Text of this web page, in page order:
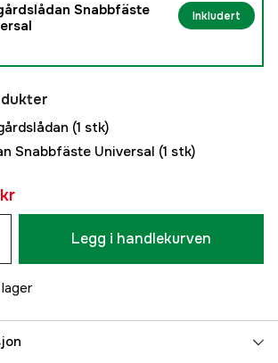
Snabbfäste
Inkludert
(1 stk)
Snabbfäste Universal (1 stk)
Legg i handlekurven